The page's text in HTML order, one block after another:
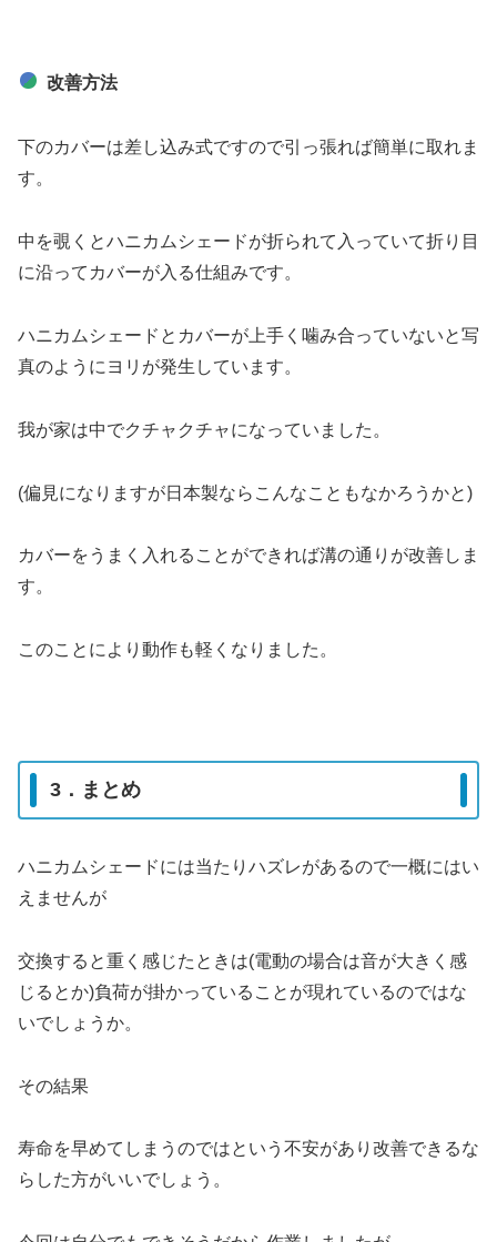
改善方法
下のカバーは差し込み式ですので引っ張れば簡単に取れま
す。
中を覗くとハニカムシェードが折られて入っていて折り目
に沿ってカバーが入る仕組みです。
ハニカムシェードとカバーが上手く噛み合っていないと写
真のようにヨリが発生しています。
我が家は中でクチャクチャになっていました。
(偏見になりますが日本製ならこんなこともなかろうかと)
カバーをうまく入れることができれば溝の通りが改善しま
す。
このことにより動作も軽くなりました。
3．まとめ
ハニカムシェードには当たりハズレがあるので一概にはい
えませんが
交換すると重く感じたときは(電動の場合は音が大きく感
じるとか)負荷が掛かっていることが現れているのではな
いでしょうか。
その結果
寿命を早めてしまうのではという不安があり改善できるな
らした方がいいでしょう。